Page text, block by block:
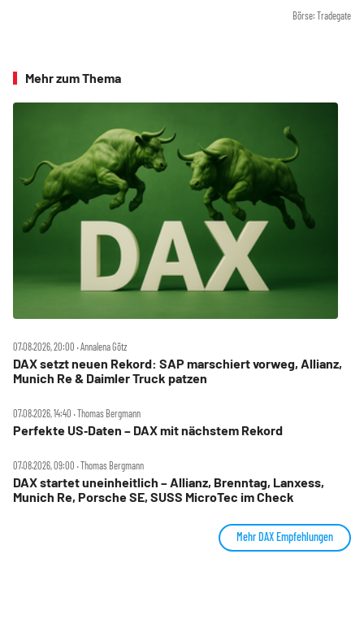
Börse: Tradegate
Mehr zum Thema
07.08.2026, 20:00 ‧ Annalena Götz
DAX setzt neuen Rekord: SAP marschiert vorweg, Allianz,
Munich Re & Daimler Truck patzen
07.08.2026, 14:40 ‧ Thomas Bergmann
Perfekte US‑Daten – DAX mit nächstem Rekord
07.08.2026, 09:00 ‧ Thomas Bergmann
DAX startet uneinheitlich – Allianz, Brenntag, Lanxess,
Munich Re, Porsche SE, SUSS MicroTec im Check
Mehr DAX Empfehlungen